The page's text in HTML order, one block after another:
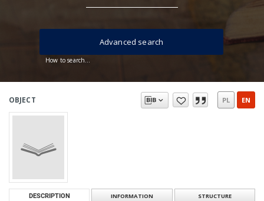
How to search...
Advanced search
OBJECT PL EN
DESCRIPTION INFORMATION STRUCTURE